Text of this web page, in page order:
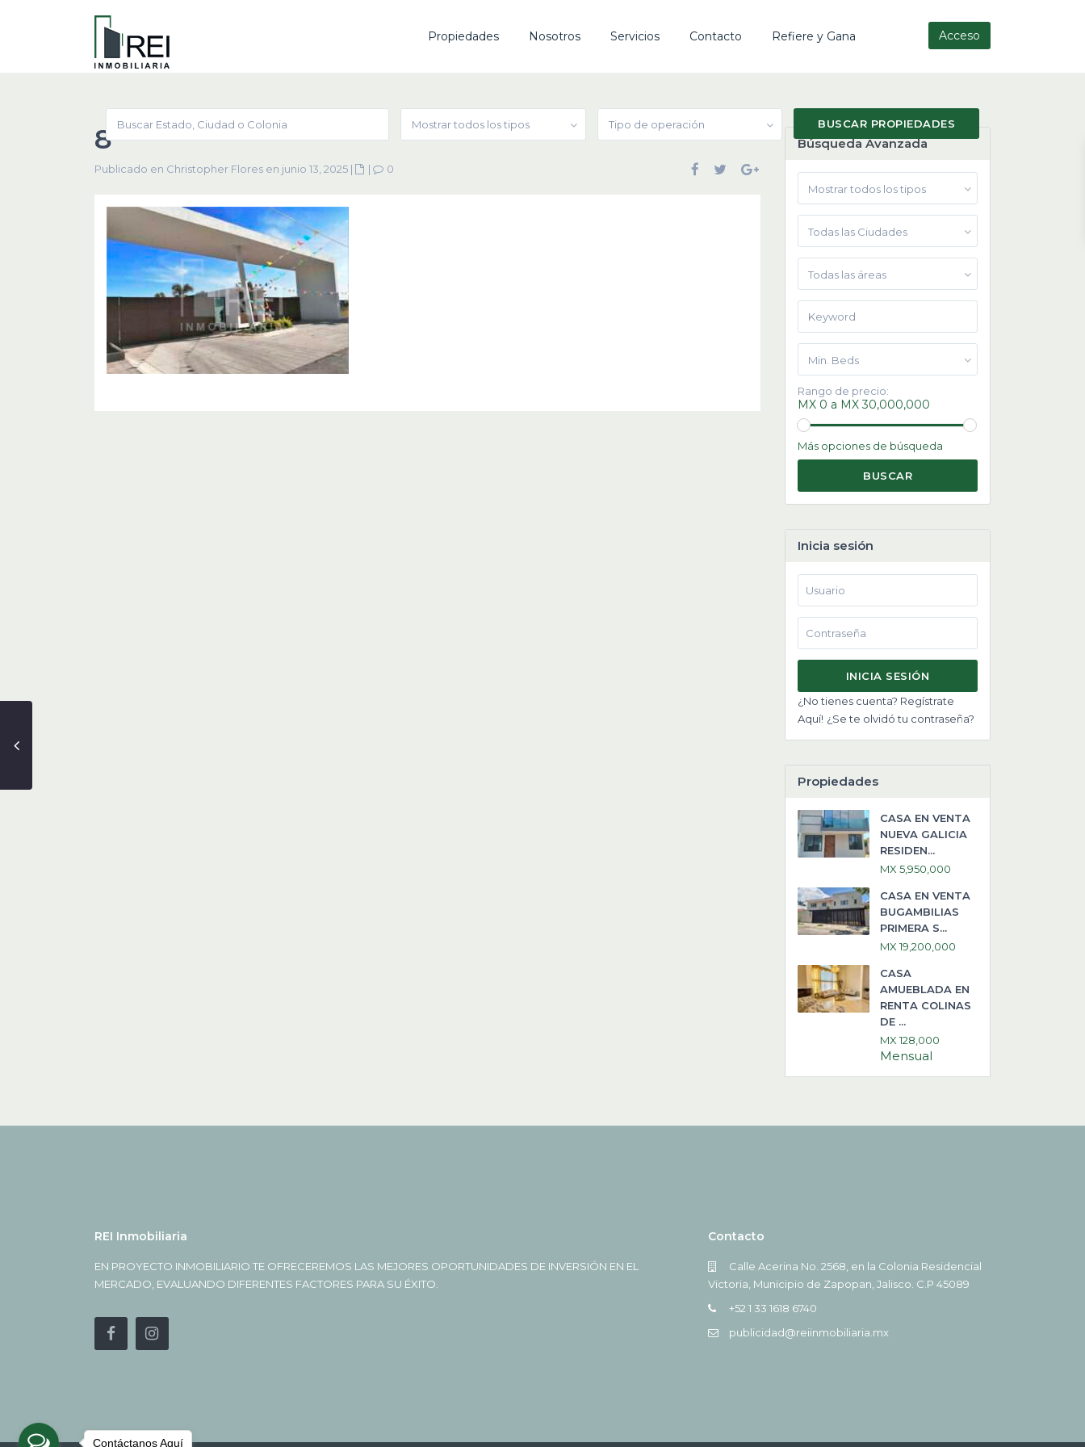
Acceso
Propiedades Nosotros Servicios Contacto Refiere y Gana
Mostrar todos los tipos Tipo de operación
8
Publicado en Christopher Flores en junio 13, 2025 | | 0
Búsqueda Avanzada
Mostrar todos los tipos
Todas las Ciudades
Todas las áreas
Min. Beds
Rango de precio:
MX 0 a MX 30,000,000
Más opciones de búsqueda
BUSCAR
Inicia sesión
INICIA SESIÓN
¿No tienes cuenta? Regístrate
Aquí! ¿Se te olvidó tu contraseña?
Propiedades
CASA EN VENTA
NUEVA GALICIA
RESIDEN...
MX 5,950,000
CASA EN VENTA
BUGAMBILIAS
PRIMERA S...
MX 19,200,000
CASA
AMUEBLADA EN
RENTA COLINAS
DE ...
MX 128,000
Mensual
REI Inmobiliaria
EN PROYECTO INMOBILIARIO TE OFRECEREMOS LAS MEJORES OPORTUNIDADES DE INVERSIÓN EN EL
MERCADO, EVALUANDO DIFERENTES FACTORES PARA SU ÉXITO.
Contacto
Calle Acerina No. 2568, en la Colonia Residencial
Victoria, Municipio de Zapopan, Jalisco. C.P 45089
+52 1 33 1618 6740
publicidad@reiinmobiliaria.mx
Contáctanos Aquí